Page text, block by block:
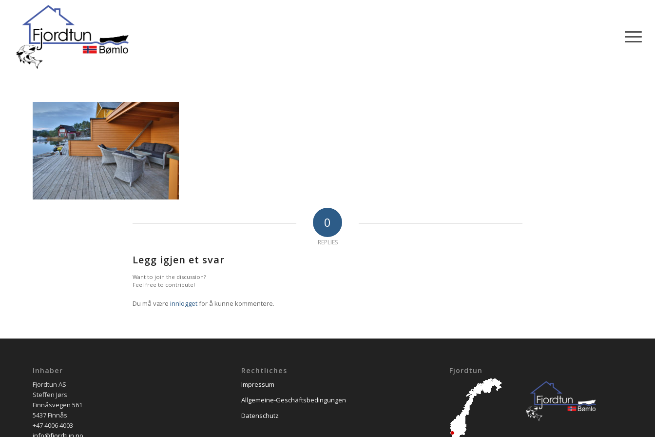
0
REPLIES
Legg igjen et svar
Want to join the discussion?
Feel free to contribute!
Du må være innloggetfor å kunne kommentere.
Inhaber
Fjordtun AS
Steffen Jørs
Finnåsvegen 561
5437 Finnås
+47 4006 4003
Rechtliches
Impressum
Allgemeine-Geschäftsbedingungen
Datenschutz
Fjordtun